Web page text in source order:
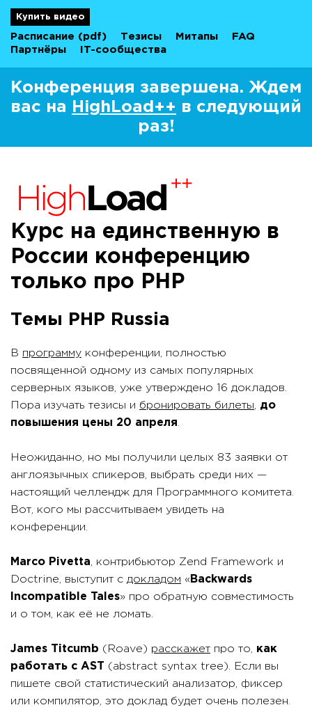
Купить видео
Расписание (pdf) Тезисы Митапы
FAQ
Партнёры
IT-сообщества
Конференция завершена. Ждем
вас на
HighLoad++ в следующий
раз!
Курс на единственную в
России конференцию
только про PHP
Темы PHP Russia
В программу конференции, полностью
посвященной одному из самых популярных
серверных языков, уже утверждено 16 докладов.
Пора изучать тезисы и бронировать билеты, до
повышения цены 20 апреля.
Неожиданно, но мы получили целых 83 заявки от
англоязычных спикеров, выбрать среди них —
настоящий челлендж для Программного комитета.
Вот, кого мы рассчитываем увидеть на
конференции.
Marco Pivetta, контрибьютор Zend Framework и
Doctrine, выступит с докладом « Backwards
Incompatible Tales» про обратную совместимость
и о том, как её не ломать.
James Titcumb (Roave) расскажет про то, как
работать с AST (abstract syntax tree). Если вы
пишете свой статистический анализатор, фиксер
или компилятор, это доклад будет очень полезен.